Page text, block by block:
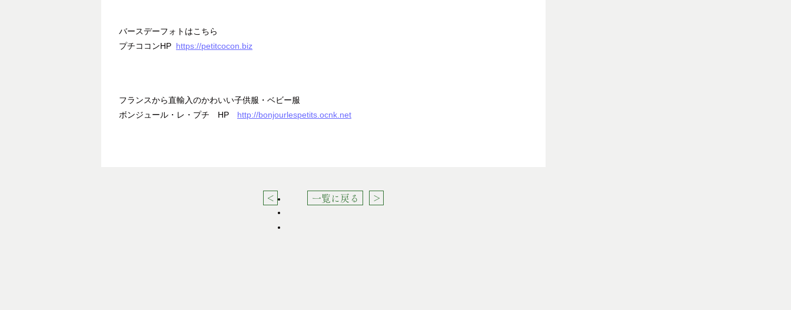
バースデーフォトはこちら
プチココンHP https://petitcocon.biz
フランスから直輸入のかわいい子供服・ベビー服
ボンジュール・レ・プチ HP http://bonjourlespetits.ocnk.net
一覧に戻る
＜ ＞